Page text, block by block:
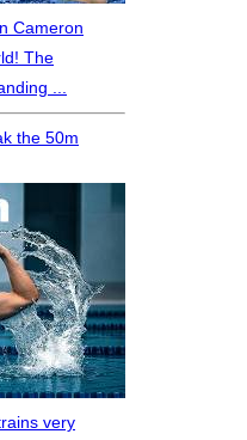
Cameron
The
...
the 50m
very